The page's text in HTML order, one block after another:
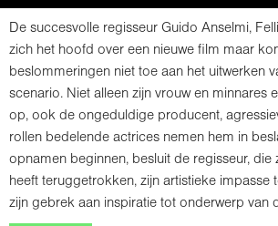
De succesvolle regisseur Guido Anselmi,
zich het hoofd over een nieuwe film maar
beslommeringen niet toe aan het uitwerken
scenario. Niet alleen zijn vrouw en minnares
op, ook de ongeduldige producent,
rollen bedelende actrices nemen hem in
opnamen beginnen, besluit de regisseur, die
heeft teruggetrokken, zijn artistieke impasse
zijn gebrek aan inspiratie tot onderwerp van